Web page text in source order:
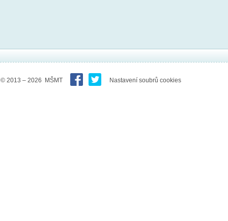
© 2013 – 2026 MŠMT Nastavení soubrů cookies